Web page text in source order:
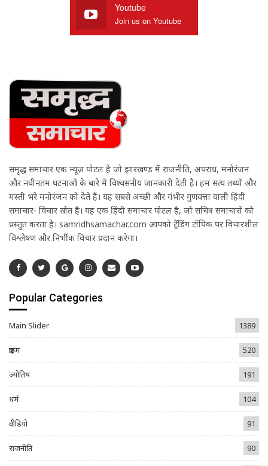
Youtube
Join us on Youtube
समृद्ध समाचार एक न्यूज़ पोर्टल है जो झारखण्ड में राजनीति, अपराध, मनोरंजन
और नवीनतम घटनाओं के बारे में विश्वसनीय जानकारी देती है। हम सत्य तथ्यों और
मस्ती भरे मनोरंजन को देते हैं। यह सबसे अच्छी और गंभीर गुणवत्ता वाली हिंदी
समाचार- विचार स्रोत है। यह एक हिंदी समाचार पोर्टल है, जो सचित्र समाचारों को
प्रस्तुत करता है। samridhsamachar.com आपको ट्रेंडिंग टॉपिक पर विचारशील
विश्लेषण और निर्भीक विचार प्रदान करेगा।
Popular Categories
Main Slider 1389
क्राइम 520
ज्योतिष 191
धर्म 104
वीडियो 91
राजनीति 90